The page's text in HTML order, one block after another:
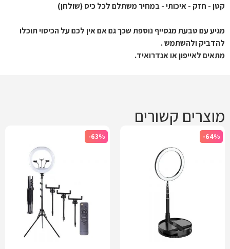
קטן - חזק - איכותי - במחיר משתלם לכל כיס (שולחן)
מתאים לאייפון או אנדרואיד.
מוצרים קשורים
-64%
-63%